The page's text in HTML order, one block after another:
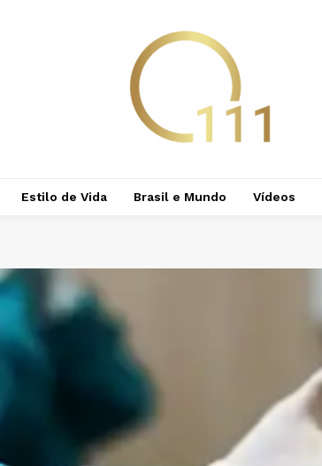
Estilo de Vida Brasil e Mundo Vídeos